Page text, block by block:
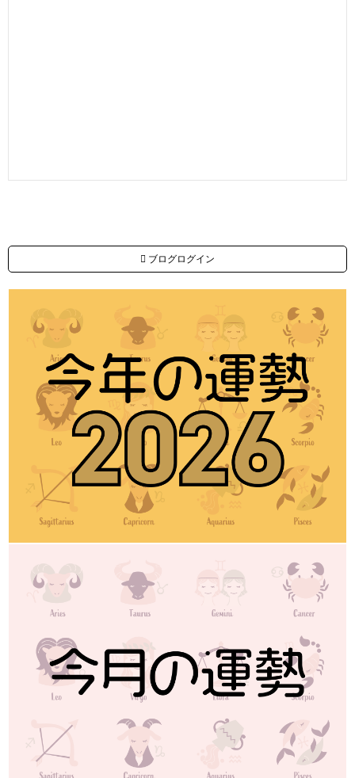
ブログログイン